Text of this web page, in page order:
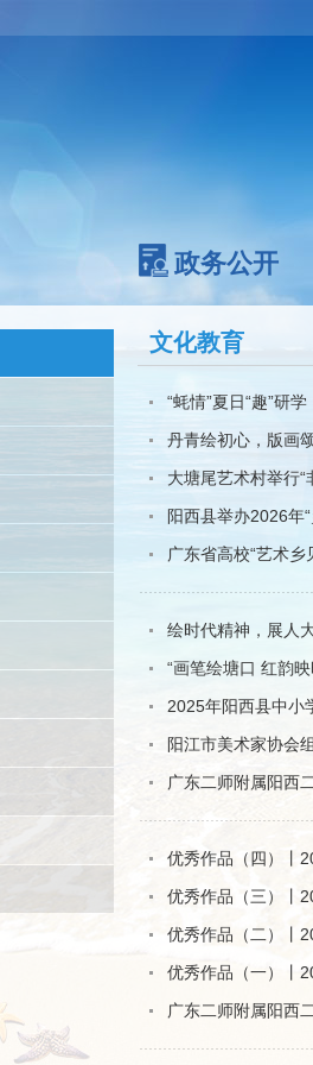
政务公开
文化教育
“蚝情”夏日“趣”研
丹青绘初心，版画
大塘尾艺术村举行“
阳西县举办2026年
广东省高校“艺术
绘时代精神，展人
“画笔绘塘口 红韵
2025年阳西县中小
阳江市美术家协会
广东二师附属阳西
优秀作品（四）丨
优秀作品（三）丨
优秀作品（二）丨
优秀作品（一）丨
广东二师附属阳西